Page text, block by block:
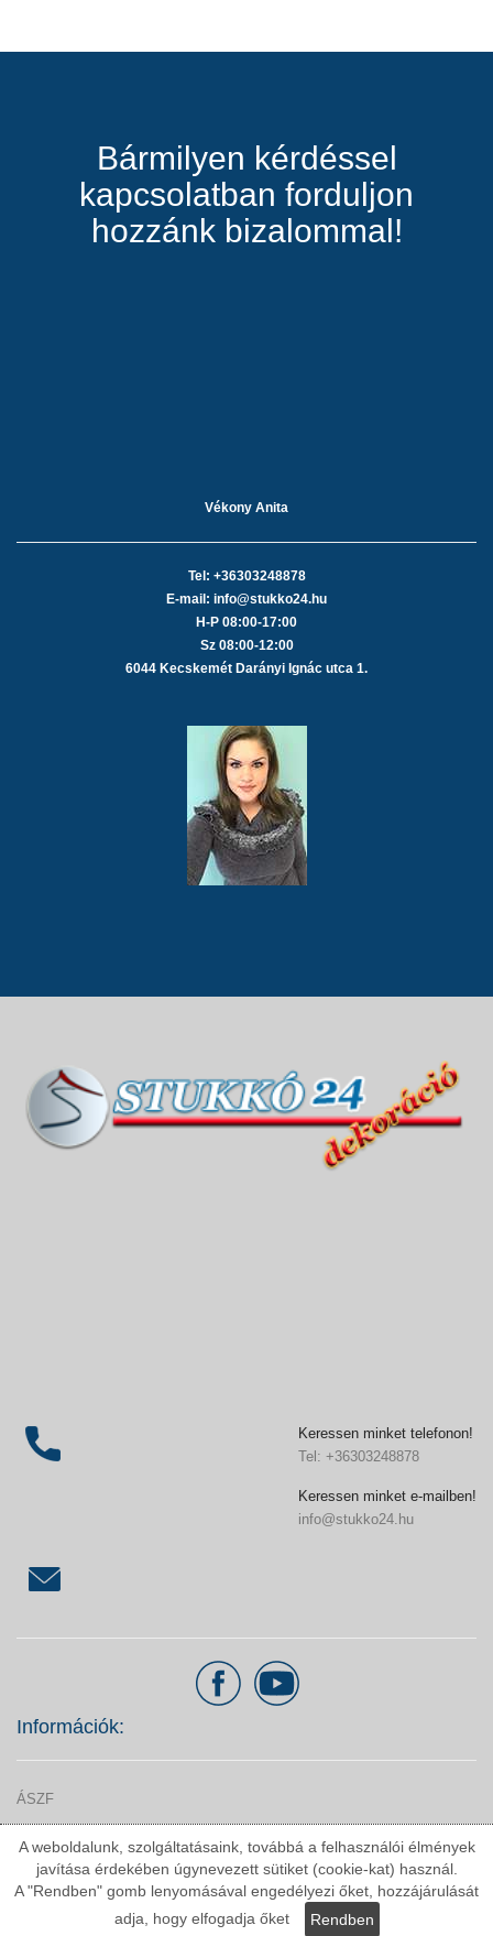
Bármilyen kérdéssel
kapcsolatban forduljon
hozzánk bizalommal!
Vékony Anita
Tel: +36303248878
E-mail: info@stukko24.hu
H-P 08:00-17:00
Sz 08:00-12:00
6044 Kecskemét Darányi Ignác utca 1.
Keressen minket telefonon!
Tel: +36303248878
Keressen minket e-mailben!
info@stukko24.hu
Információk:
ÁSZF
Fizetési módok
Szállítási költségek
A weboldalunk, szolgáltatásaink, továbbá a felhasználói élmények
javítása érdekében úgynevezett sütiket (cookie-kat) használ.
A "Rendben" gomb lenyomásával engedélyezi őket, hozzájárulását
adja, hogy elfogadja őket
Rendben